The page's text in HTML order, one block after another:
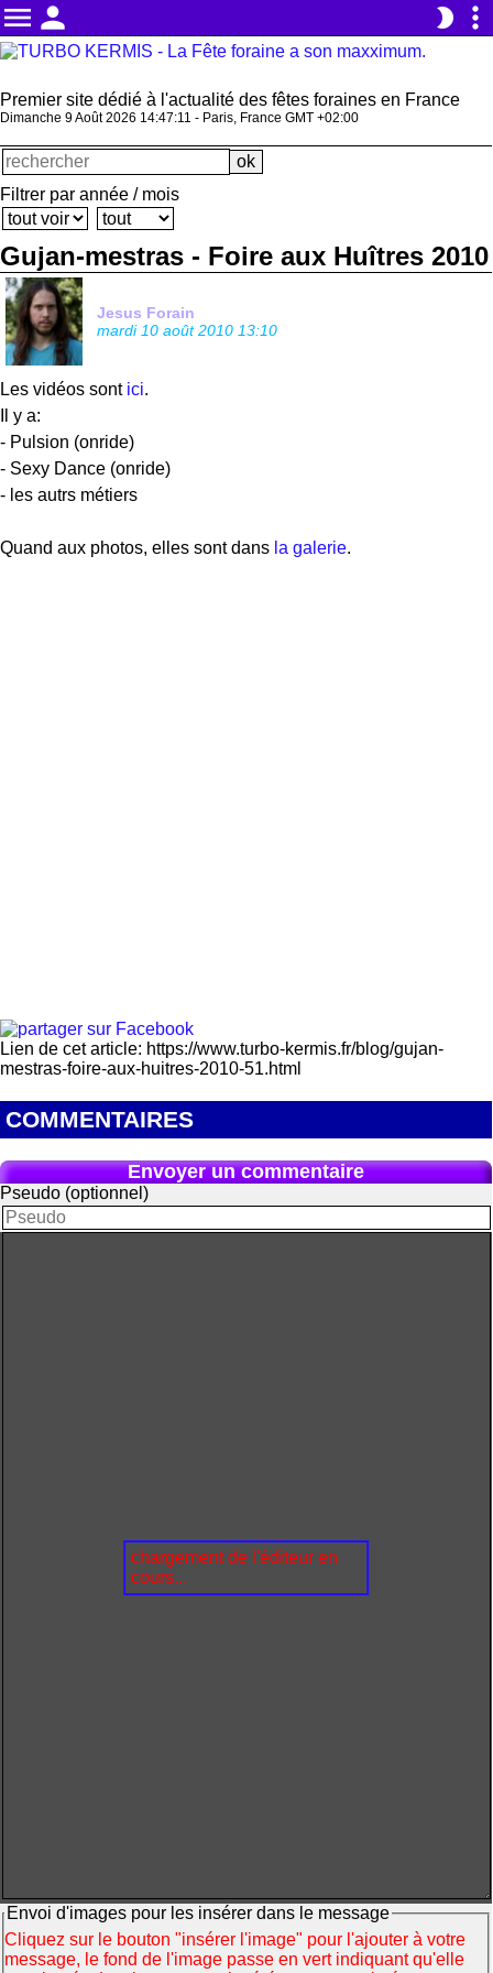
menu person brightness_2 more_vert
Premier site dédié à l'actualité des fêtes foraines en France
Dimanche 9 Août 2026 14:47:11 - Paris, France GMT +02:00
Filtrer par année / mois
Gujan-mestras - Foire aux Huîtres 2010
Jesus Forain
mardi 10 août 2010 13:10
Les vidéos sont ici.
Il y a:
- Pulsion (onride)
- Sexy Dance (onride)
- les autrs métiers
Quand aux photos, elles sont dans la galerie.
Lien de cet article: https://www.turbo-kermis.fr/blog/gujan-
mestras-foire-aux-huitres-2010-51.html
COMMENTAIRES
Envoyer un commentaire
Pseudo (optionnel)
chargement de l'éditeur en
cours...
Envoi d'images pour les insérer dans le message
Cliquez sur le bouton "insérer l'image" pour l'ajouter à votre
message, le fond de l'image passe en vert indiquant qu'elle